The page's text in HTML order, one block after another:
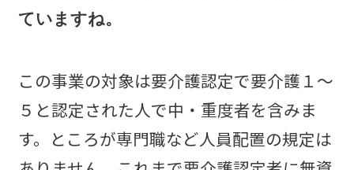
ていますね。
この事業の対象は要介護認定で要介護１～
５と認定された人で中・重度者を含みま
す。ところが専門職など人員配置の規定は